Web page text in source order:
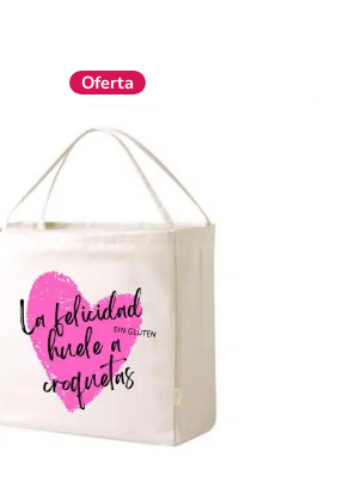
Oferta
El
precio
era:
21,50 €.19,35 €.